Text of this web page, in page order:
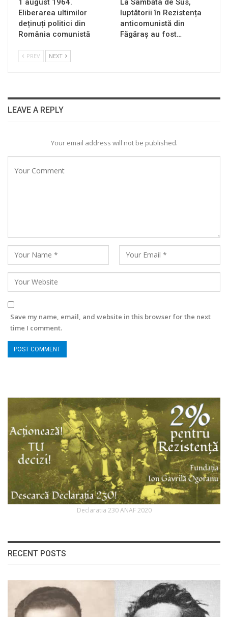
1 august 1964.
Eliberarea ultimilor
deținuți politici din
România comunistă
La Sâmbăta de Sus,
luptătorii în Rezistența
anticomunistă din
Făgăraș au fost…
PREV NEXT
LEAVE A REPLY
Your email address will not be published.
Save my name, email, and website in this browser for the next
time I comment.
Declaratia 230 ANAF 2020
RECENT POSTS